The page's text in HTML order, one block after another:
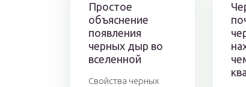
Простое
объяснение
появления
черных дыр во
вселенной
Свойства черных